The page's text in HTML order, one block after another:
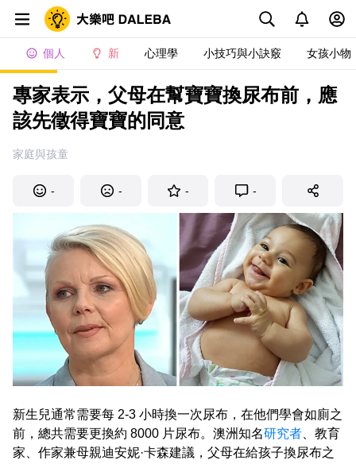
個人 新 心理學 小技巧與小訣竅 女孩小物
專家表示，父母在幫寶寶換尿布前，應
該先徵得寶寶的同意
家庭與孩童
- - - -
新生兒通常需要每 2-3 小時換一次尿布，在他們學會如廁之
前，總共需要更換約 8000 片尿布。澳洲知名研究者 、教育
家、作家兼母親迪安妮·卡森建議，父母在給孩子換尿布之